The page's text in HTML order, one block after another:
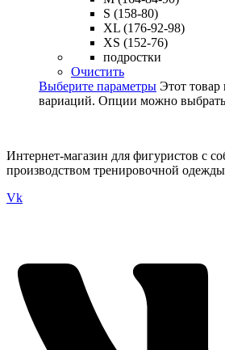
S (158-80)
XL (176-92-98)
XS (152-76)
подростки
Очистить
Выберите параметры Этот товар
вариаций. Опции можно выбрать
Интернет-магазин для фигуристов с
производством тренировочной одежды
Vk